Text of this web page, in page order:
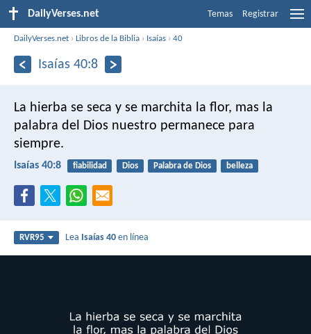
DailyVerses.net Temas Registrar
DailyVerses.net ›Libros de la Biblia › Isaías ›40
Isaías 40:8
La hierba se seca y se marchita la flor, mas la
palabra del Dios nuestro permanece para
siempre.
Isaías 40:8 fiabilidad Dios Palabra de Dios belleza
RVR95 Lea Isaías 40 en línea